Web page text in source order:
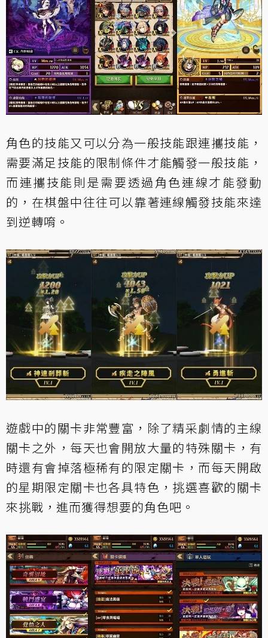
角色的技能又可以分為一般技能跟連攜技能，
需要滿足技能的限制條件才能觸發一般技能，
而連攜技能則是需要透過角色連線才能發動
的，在棋盤中往往可以靠著連線觸發技能來達
到逆轉唷。
遊戲中的關卡非常豐富，除了精采劇情的主線
關卡之外，每天也會開放大量的特殊關卡，有
時還有會掉落極稀有的限定關卡，而每天開啟
的星期限定關卡也各具特色，挑選喜歡的關卡
來挑戰，進而獲得想要的角色吧。